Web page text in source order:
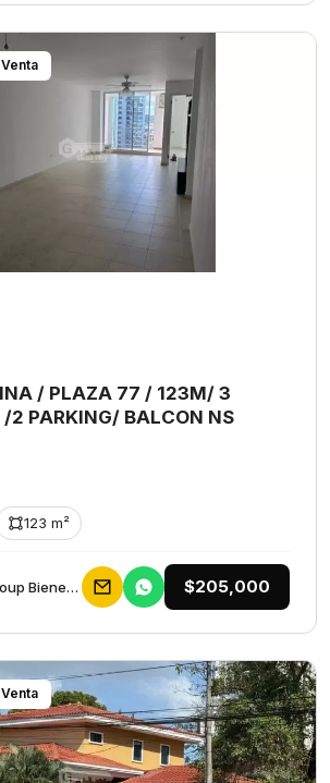
Venta
/ PLAZA 77 / 123M/ 3
2 PARKING/ BALCON NS
123 m²
Galceb Group Bienes Raices $205,000
Venta